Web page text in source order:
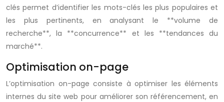
clés permet d’identifier les mots-clés les plus populaires et
les plus pertinents, en analysant le **volume de
recherche**, la **concurrence** et les **tendances du
marché**.
Optimisation on-page
L’optimisation on-page consiste à optimiser les éléments
internes du site web pour améliorer son référencement, en